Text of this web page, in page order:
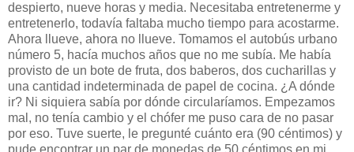
despierto, nueve horas y media. Necesitaba entretenerme y
entretenerlo, todavía faltaba mucho tiempo para acostarme.
Ahora llueve, ahora no llueve. Tomamos el autobús urbano
número 5, hacía muchos años que no me subía. Me había
provisto de un bote de fruta, dos baberos, dos cucharillas y
una cantidad indeterminada de papel de cocina. ¿A dónde
ir? Ni siquiera sabía por dónde circularíamos. Empezamos
mal, no tenía cambio y el chófer me puso cara de no pasar
por eso. Tuve suerte, le pregunté cuánto era (90 céntimos) y